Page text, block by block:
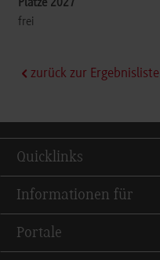
frei
zurück zur Ergebnisliste
Quicklinks
Informationen für
Portale